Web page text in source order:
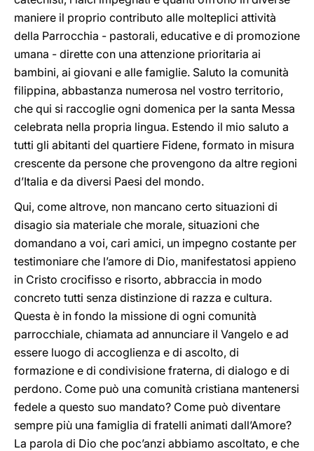
maniere il proprio contributo alle molteplici attività
della Parrocchia - pastorali, educative e di promozione
umana - dirette con una attenzione prioritaria ai
bambini, ai giovani e alle famiglie. Saluto la comunità
filippina, abbastanza numerosa nel vostro territorio,
che qui si raccoglie ogni domenica per la santa Messa
celebrata nella propria lingua. Estendo il mio saluto a
tutti gli abitanti del quartiere Fidene, formato in misura
crescente da persone che provengono da altre regioni
d’Italia e da diversi Paesi del mondo.
Qui, come altrove, non mancano certo situazioni di
disagio sia materiale che morale, situazioni che
domandano a voi, cari amici, un impegno costante per
testimoniare che l’amore di Dio, manifestatosi appieno
in Cristo crocifisso e risorto, abbraccia in modo
concreto tutti senza distinzione di razza e cultura.
Questa è in fondo la missione di ogni comunità
parrocchiale, chiamata ad annunciare il Vangelo e ad
essere luogo di accoglienza e di ascolto, di
formazione e di condivisione fraterna, di dialogo e di
perdono. Come può una comunità cristiana mantenersi
fedele a questo suo mandato? Come può diventare
sempre più una famiglia di fratelli animati dall’Amore?
La parola di Dio che poc’anzi abbiamo ascoltato, e che